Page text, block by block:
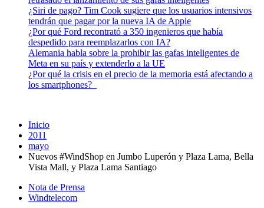
¿Siri de pago? Tim Cook sugiere que los usuarios intensivos
tendrán que pagar por la nueva IA de Apple
¿Por qué Ford recontrató a 350 ingenieros que había
despedido para reemplazarlos con IA?
Alemania habla sobre la prohibir las gafas inteligentes de
Meta en su país y extenderlo a la UE
¿Por qué la crisis en el precio de la memoria está afectando a
los smartphones?
Inicio
2011
mayo
Nuevos #WindShop en Jumbo Luperón y Plaza Lama, Bella
Vista Mall, y Plaza Lama Santiago
Nota de Prensa
Windtelecom